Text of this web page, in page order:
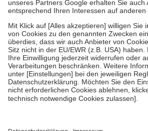
Um das Engagement der Versicherten für ihre
stärken und die besondere Stellung der
fallenkeine Zuzahlungenan bei:
• Kindern und Jugendlichen bis zum
mit Ausnahme der Fahrkosten
• Untersuchungen zur Vorsorge und
GKV getragen werden
• empfohlenen Schutzimpfungen
• Harn- und Blutteststreifen